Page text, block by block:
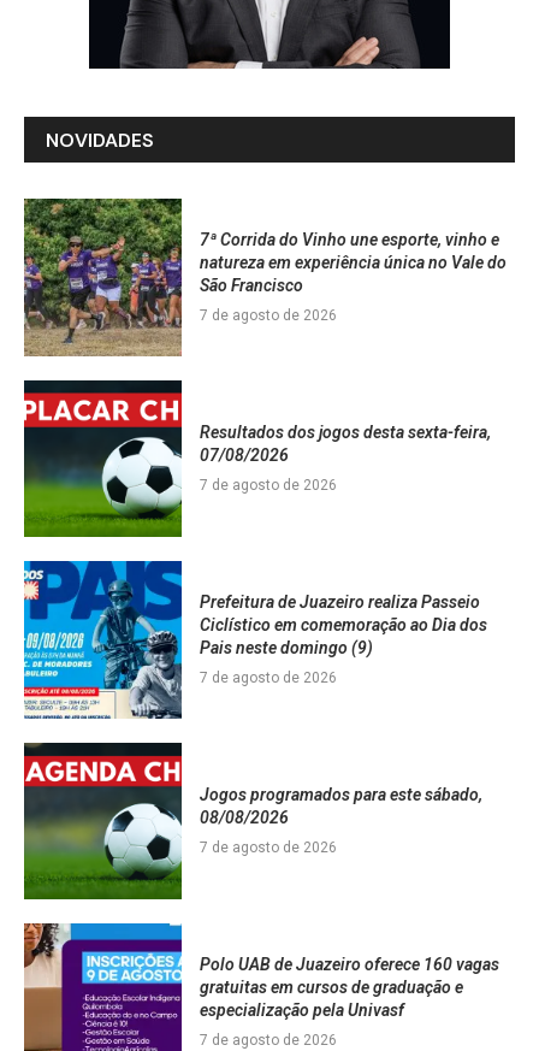
NOVIDADES
7ª Corrida do Vinho une esporte, vinho e
natureza em experiência única no Vale do
São Francisco
7 de agosto de 2026
Resultados dos jogos desta sexta-feira,
07/08/2026
7 de agosto de 2026
Prefeitura de Juazeiro realiza Passeio
Ciclístico em comemoração ao Dia dos
Pais neste domingo (9)
7 de agosto de 2026
Jogos programados para este sábado,
08/08/2026
7 de agosto de 2026
Polo UAB de Juazeiro oferece 160 vagas
gratuitas em cursos de graduação e
especialização pela Univasf
7 de agosto de 2026